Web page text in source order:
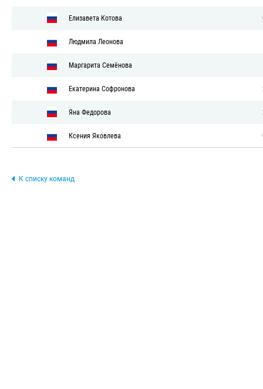
Елизавета Котова
Людмила Леонова
Маргарита Семёнова
Екатерина Софронова
Яна Федорова
Ксения Яковлева
К списку команд